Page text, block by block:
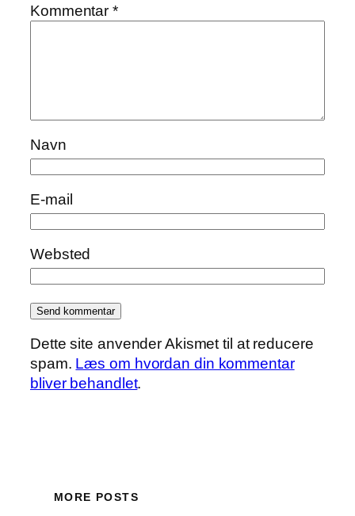
Kommentar*
Navn
E-mail
Websted
Dette site anvender Akismet til at reducere
spam. Læs om hvordan din kommentar
bliver behandlet.
MORE POSTS